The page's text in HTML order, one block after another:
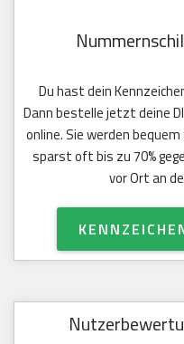
Du hast dein
Dann bestelle jetzt deine
online. Sie werden
sparst oft bis zu 70%
vor Ort an